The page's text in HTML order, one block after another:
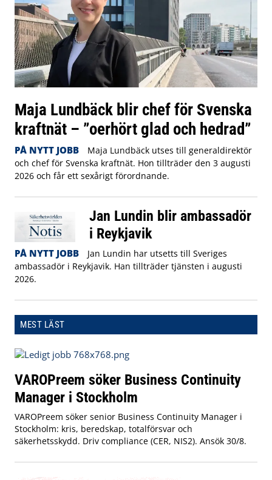
Maja Lundbäck blir chef för Svenska
kraftnät – ”oerhört glad och hedrad”
PÅ NYTT JOBB
Maja Lundbäck utses till generaldirektör
och chef för Svenska kraftnät. Hon tillträder den 3 augusti
2026 och får ett sexårigt förordnande.
Jan Lundin blir ambassadör
i Reykjavik
PÅ NYTT JOBB
Jan Lundin har utsetts till Sveriges
ambassadör i Reykjavik. Han tillträder tjänsten i augusti
2026.
MEST LÄST
VAROPreem söker Business Continuity
Manager i Stockholm
VAROPreem söker senior Business Continuity Manager i
Stockholm: kris, beredskap, totalförsvar och
säkerhetsskydd. Driv compliance (CER, NIS2). Ansök 30/8.